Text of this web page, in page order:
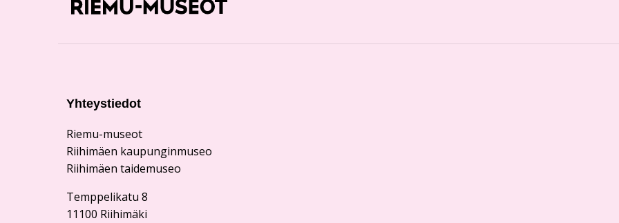
Yhteystiedot
Riemu-museot
Riihimäen kaupunginmuseo
Riihimäen taidemuseo
Temppelikatu 8
11100 Riihimäki